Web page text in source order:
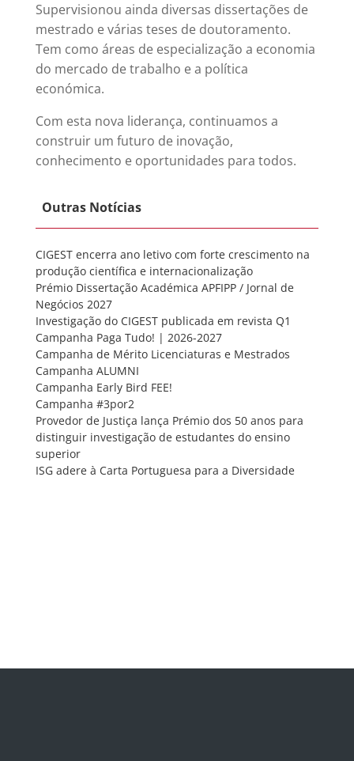
Supervisionou ainda diversas dissertações de
mestrado e várias teses de doutoramento.
Tem como áreas de especialização a economia
do mercado de trabalho e a política
económica.
Com esta nova liderança, continuamos a
construir um futuro de inovação,
conhecimento e oportunidades para todos.
Outras Notícias
CIGEST encerra ano letivo com forte crescimento na
produção científica e internacionalização
Prémio Dissertação Académica APFIPP / Jornal de
Negócios 2027
Investigação do CIGEST publicada em revista Q1
Campanha Paga Tudo! | 2026-2027
Campanha de Mérito Licenciaturas e Mestrados
Campanha ALUMNI
Campanha Early Bird FEE!
Campanha #3por2
Provedor de Justiça lança Prémio dos 50 anos para
distinguir investigação de estudantes do ensino
superior
ISG adere à Carta Portuguesa para a Diversidade